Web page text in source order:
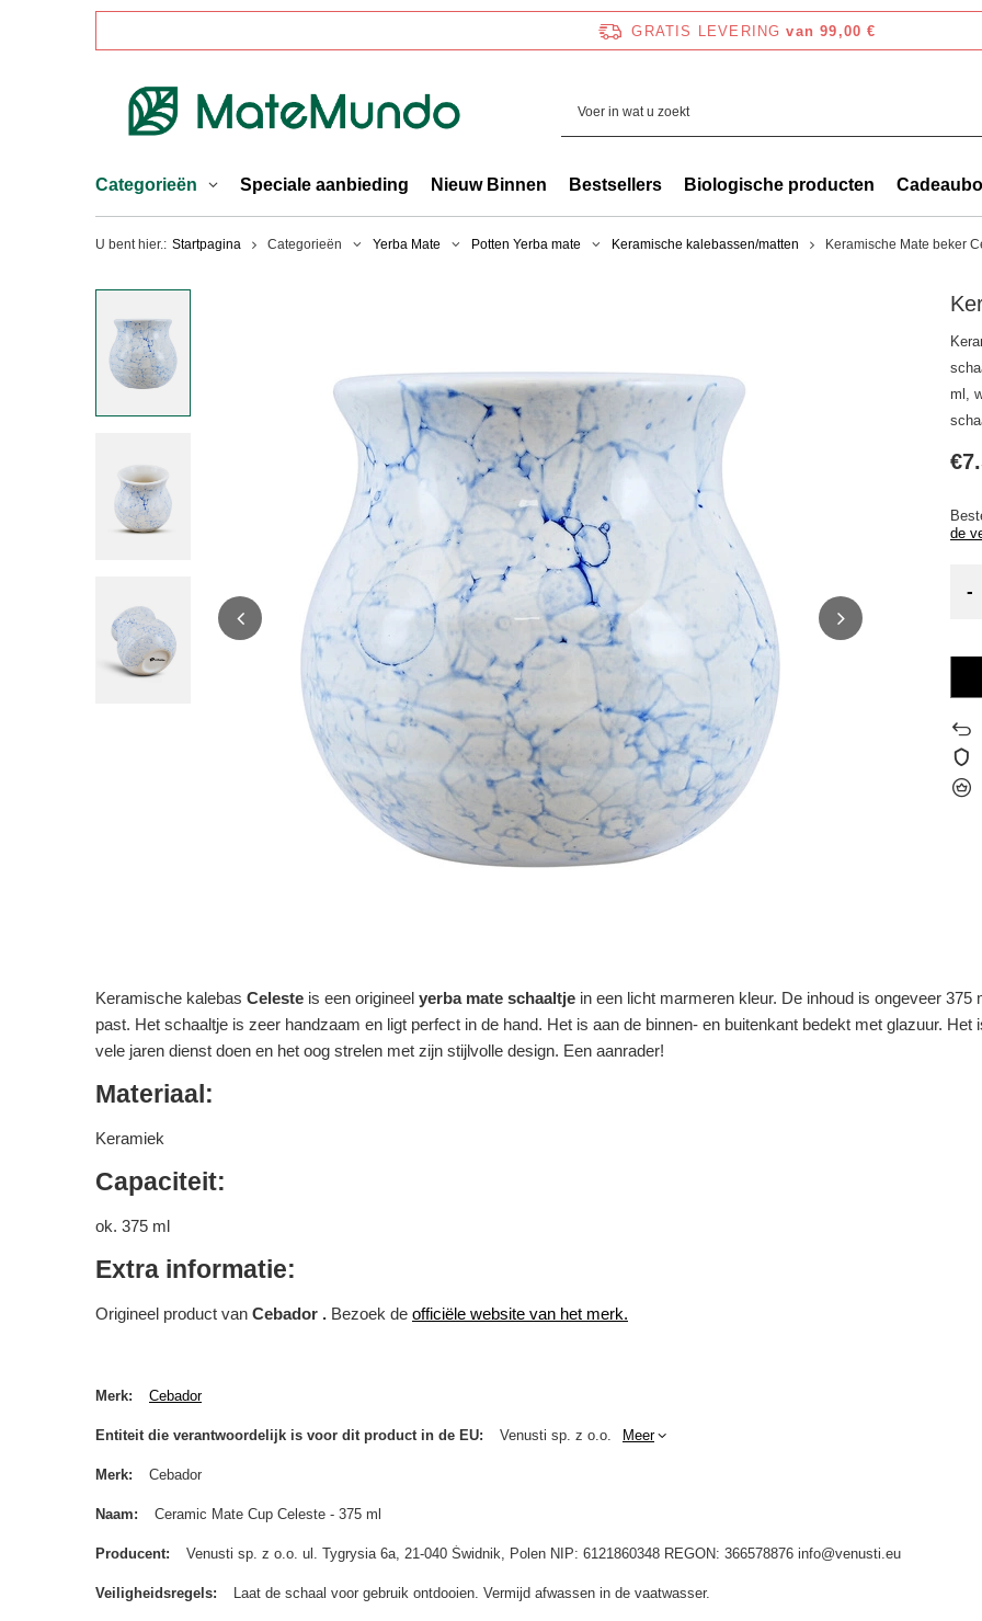
GRATIS LEVERING van 99,00 €
Categorieën Speciale aanbieding Nieuw Binnen Bestsellers Biologische producten
U bent hier.: Startpagina Categorieën Yerba Mate Potten Yerba mate Keramische kalebassen/matten Keramische Mate beker
ml,
de
-
Keramische kalebas Celeste is een origineel yerba mate schaaltje in een licht marmeren kleur. De inhoud is ongeveer
past. Het schaaltje is zeer handzaam en ligt perfect in de hand. Het is aan de binnen- en buitenkant bedekt met glazuur.
vele jaren dienst doen en het oog strelen met zijn stijlvolle design. Een aanrader!
Materiaal:
Keramiek
Capaciteit:
ok. 375 ml
Extra informatie:
Origineel product van Cebador . Bezoek de officiële website van het merk.
Merk Cebador
Entiteit die verantwoordelijk is voor dit product in de EU Venusti sp. z o.o. Meer
Merk Cebador
Naam Ceramic Mate Cup Celeste - 375 ml
Producent Venusti sp. z o.o. ul. Tygrysia 6a, 21-040 Świdnik, Polen NIP: 6121860348 REGON: 366578876 info@venusti.eu
Veiligheidsregels Laat de schaal voor gebruik ontdooien. Vermijd afwassen in de vaatwasser.